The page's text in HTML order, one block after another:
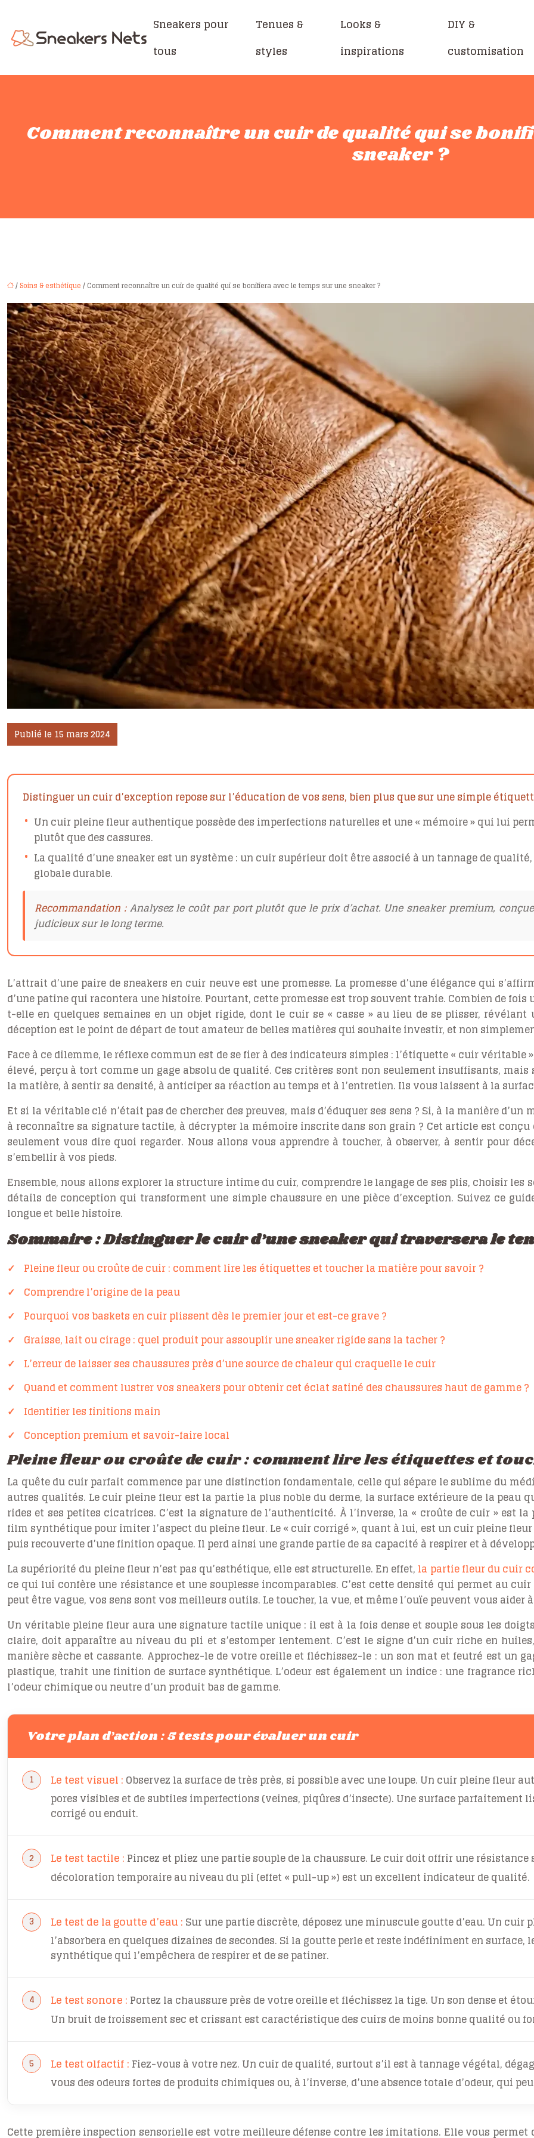
Sneakers pour
tous
Tenues &
styles
Looks &
inspirations
DIY &
customisation
Comment reconnaître un cuir de qualité qui se
sneaker ?
/Soins & esthétique / Comment reconnaître un cuir de qualité qui se bonifiera avec le temps sur une sneaker ?
Publié le 15 mars 2024
Distinguer un cuir d’exception repose sur l’éducation de vos sens, bien plus que sur une simple
Un cuir pleine fleur authentique possède des imperfections naturelles et une « mémoire » qui lui
plutôt que des cassures.
La qualité d’une sneaker est un système : un cuir supérieur doit être associé à un tannage de
globale durable.
Recommandation :Analysez le coût par port plutôt que le prix d’achat. Une sneaker premium,
judicieux sur le long terme.
L’attrait d’une paire de sneakers en cuir neuve est une promesse. La promesse d’une élégance qui
d’une patine qui racontera une histoire. Pourtant, cette promesse est trop souvent trahie. Combien de
t-elle en quelques semaines en un objet rigide, dont le cuir se « casse » au lieu de se plisser,
déception est le point de départ de tout amateur de belles matières qui souhaite investir, et non
Face à ce dilemme, le réflexe commun est de se fier à des indicateurs simples : l’étiquette « cuir véritable
élevé, perçu à tort comme un gage absolu de qualité. Ces critères sont non seulement insuffisants,
la matière, à sentir sa densité, à anticiper sa réaction au temps et à l’entretien. Ils vous laissent à la
Et si la véritable clé n’était pas de chercher des preuves, mais d’éduquer ses sens ? Si, à la manière
à reconnaître sa signature tactile, à décrypter la mémoire inscrite dans son grain ? Cet article est
seulement vous dire quoi regarder. Nous allons vous apprendre à toucher, à observer, à sentir pour
s’embellir à vos pieds.
Ensemble, nous allons explorer la structure intime du cuir, comprendre le langage de ses plis, choisir
détails de conception qui transforment une simple chaussure en une pièce d’exception. Suivez ce
longue et belle histoire.
Sommaire : Distinguer le cuir d’une sneaker qui traversera le
Pleine fleur ou croûte de cuir : comment lire les étiquettes et toucher la matière pour savoir ?
Comprendre l’origine de la peau
Pourquoi vos baskets en cuir plissent dès le premier jour et est-ce grave ?
Graisse, lait ou cirage : quel produit pour assouplir une sneaker rigide sans la tacher ?
L’erreur de laisser ses chaussures près d’une source de chaleur qui craquelle le cuir
Quand et comment lustrer vos sneakers pour obtenir cet éclat satiné des chaussures haut de gamme ?
Identifier les finitions main
Conception premium et savoir-faire local
Pleine fleur ou croûte de cuir : comment lire les étiquettes et
La quête du cuir parfait commence par une distinction fondamentale, celle qui sépare le sublime du
autres qualités. Lecuir pleine fleurest la partie la plus noble du derme, la surface extérieure de la peau
rides et ses petites cicatrices. C’est la signature de l’authenticité. À l’inverse, la « croûte de cuir » est
film synthétique pour imiter l’aspect du pleine fleur. Le « cuir corrigé », quant à lui, est un cuir pleine
puis recouverte d’une finition opaque. Il perd ainsi une grande partie de sa capacité à respirer et à
La supériorité du pleine fleur n’est pas qu’esthétique, elle est structurelle. En effet, la partie fleur du cuir
ce qui lui confère une résistance et une souplesse incomparables. C’est cette densité qui permet au
peut être vague, vos sens sont vos meilleurs outils. Le toucher, la vue, et même l’ouïe peuvent vous aider
Un véritable pleine fleur aura une signature tactile unique : il est à la fois dense et souple sous les
claire, doit apparaître au niveau du pli et s’estomper lentement. C’est le signe d’un cuir riche en
manière sèche et cassante. Approchez-le de votre oreille et fléchissez-le : un son mat et feutré est un
plastique, trahit une finition de surface synthétique. L’odeur est également un indice : une fragrance
l’odeur chimique ou neutre d’un produit bas de gamme.
Votre plan d’action : 5 tests pour évaluer un cuir
Le test visuel : Observez la surface de très près, si possible avec une loupe. Un cuir pleine fleur
pores visibles et de subtiles imperfections (veines, piqûres d’insecte). Une surface parfaitement
corrigé ou enduit.
Le test tactile : Pincez et pliez une partie souple de la chaussure. Le cuir doit offrir une
décoloration temporaire au niveau du pli (effet « pull-up ») est un excellent indicateur de qualité.
Le test de la goutte d’eau : Sur une partie discrète, déposez une minuscule goutte d’eau. Un
l’absorbera en quelques dizaines de secondes. Si la goutte perle et reste indéfiniment en
synthétique qui l’empêchera de respirer et de se patiner.
Le test sonore : Portez la chaussure près de votre oreille et fléchissez la tige. Un son dense et
Un bruit de froissement sec et crissant est caractéristique des cuirs de moins bonne qualité ou
Le test olfactif : Fiez-vous à votre nez. Un cuir de qualité, surtout s’il est à tannage végétal,
vous des odeurs fortes de produits chimiques ou, à l’inverse, d’une absence totale d’odeur, qui
Cette première inspection sensorielle est votre meilleure défense contre les imitations. Elle vous